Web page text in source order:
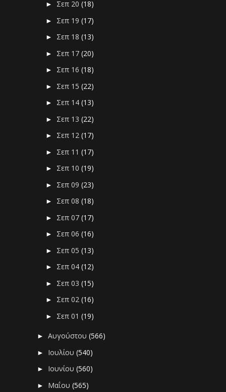
► Σεπ 20(18)
► Σεπ 19(17)
► Σεπ 18(13)
► Σεπ 17(20)
► Σεπ 16(18)
► Σεπ 15(22)
► Σεπ 14(13)
► Σεπ 13(22)
► Σεπ 12(17)
► Σεπ 11(17)
► Σεπ 10(19)
► Σεπ 09(23)
► Σεπ 08(18)
► Σεπ 07(17)
► Σεπ 06(16)
► Σεπ 05(13)
► Σεπ 04(12)
► Σεπ 03(15)
► Σεπ 02(16)
► Σεπ 01(19)
►Αυγούστου(566)
► Ιουλίου(540)
► Ιουνίου(560)
► Μαΐου(565)